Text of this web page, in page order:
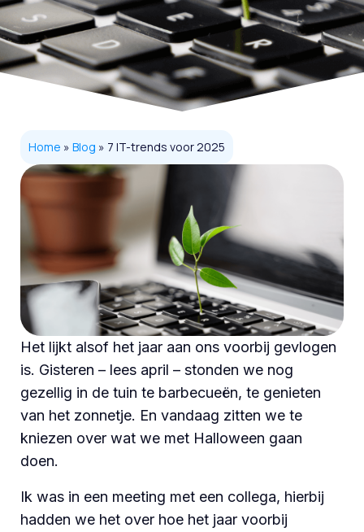
Home » Blog » 7 IT-trends voor 2025
Het lijkt alsof het jaar aan ons voorbij gevlogen
is. Gisteren – lees april – stonden we nog
gezellig in de tuin te barbecueën, te genieten
van het zonnetje. En vandaag zitten we te
kniezen over wat we met Halloween gaan
doen.
Ik was in een meeting met een collega, hierbij
hadden we het over hoe het jaar voorbij